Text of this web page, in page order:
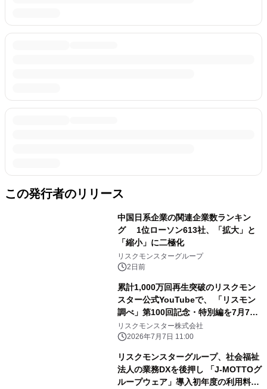
この発行者のリリース
中国日系企業の関連企業数ランキン
グ 1位ローソン613社、「拡大」と
「縮小」に二極化
リスクモンスターグループ
2日前
累計1,000万回再生突破のリスクモン
スター公式YouTubeで、 「リスモン
調べ」第100回記念・特別編を7月7日
公開
リスクモンスター株式会社
2026年7月7日 11:00
リスクモンスターグループ、社会福祉
法人の業務DXを後押し 「J-MOTTOグ
ループウェア」導入初年度の利用料が